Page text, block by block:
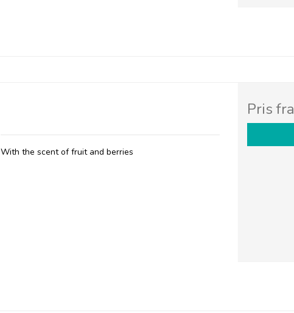
With the scent of fruit and berries
Pris fra